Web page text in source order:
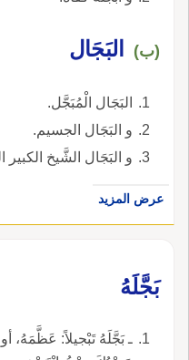
(ب) البَجَال
البَجَال الْمُبَجَّل.
و البَجَال الجسيم.
و البَجَال الشَّيخ
عرض المزيد
بَجَّلَهُ
ـ بَجَّلَهُ تَبْجيلاً: عَظَّمَهُ،